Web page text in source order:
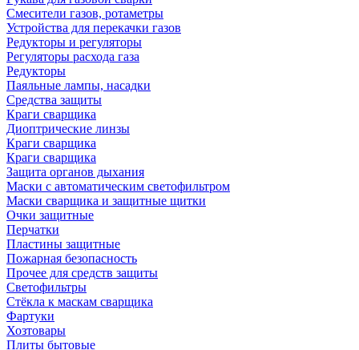
Смесители газов, ротаметры
Устройства для перекачки газов
Редукторы и регуляторы
Регуляторы расхода газа
Редукторы
Паяльные лампы, насадки
Средства защиты
Краги сварщика
Диоптрические линзы
Краги сварщика
Краги сварщика
Защита органов дыхания
Маски с автоматическим светофильтром
Маски сварщика и защитные щитки
Очки защитные
Перчатки
Пластины защитные
Пожарная безопасность
Прочее для средств защиты
Светофильтры
Стёкла к маскам сварщика
Фартуки
Хозтовары
Плиты бытовые